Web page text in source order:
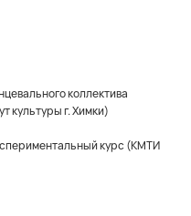
коллектива
культуры г. Химки)
курс (КМТИ